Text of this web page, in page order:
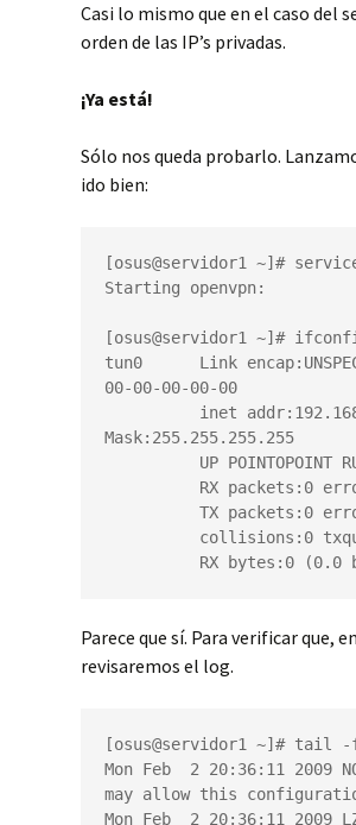
Casi lo mismo que en el caso del
orden de las IP’s privadas.
¡Ya está!
Sólo nos queda probarlo.
ido bien:
[osus@servidor1 ~]#
Starting openvpn:
[osus@servidor1 ~]#
tun0      Link
00-00-00-00-00
inet
Mask:255.255.255.255
UP POINTOPOINT
RX packets:0
TX packets:0
collisions:0
RX bytes:0 (0.0 b)
Parece que sí. Para verificar
revisaremos el log.
[osus@servidor1 ~]# tail
Mon Feb  2 20:36:11
may allow this
Mon Feb  2 20:36:11 2009